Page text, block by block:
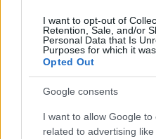
I want to opt-out of
Retention, Sale, and/or
Personal Data that Is
Purposes for which it
Opted Out
Google consents
I want to allow Google to
related to advertising